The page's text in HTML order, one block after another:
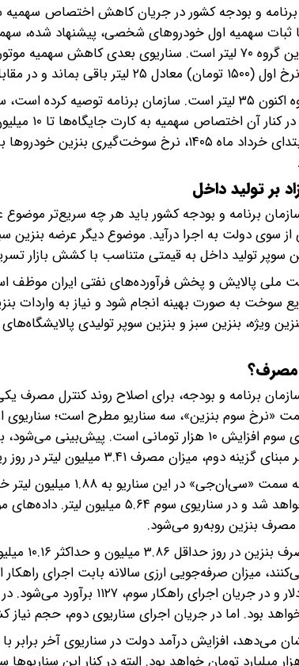
برنامه و بودجه کشور در جریان کاهش اختصاص
حاضر سهمیه دوم این گروه ۷۰ لیتر است. سناریوی بعدی
دوم تا ۱۰ لیتر کاهش پیدا کند.
سهمیه دوم این گروه اکنون ۳۵ لیتر است. سازمان
سهمیه
بر تولید داخل
برنامه و بودجه کشور باید هر چه سریع‌تر
از سوی دولت به اجرا درآید. موضوع دیگر عرضه
سوپر تولید داخل به قیمتی متناسب با کشش بازار
ملی پالایش و پخش فرآورده‌های نفتی ایران
سوخت به صورت بهینه انجام شود و نیاز به
ویژه، بنزین سبز و بنزین سوپر تولیدی
مصرف؟
سازمان برنامه و بودجه، برای اصلاح روند کنترل
میلیون لیتر در روز ریزش کند و در سناریوی سوم این رقم به ۱.۹۸ میلیون لیتر برسد.
در ضمن مهاجرت به
۳.۷۶ میلیون لیتر خواهد شد و در
بنزین روبه‌رو می‌شود.
به
راهکار اول ۱۳۶ هزار میلیارد تومان خواهد بود. البته در کنار